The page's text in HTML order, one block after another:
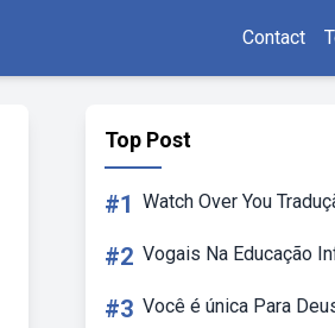
Contact
Top Post
#1 Watch Over You
#2 Vogais Na Educação
#3 Você é única Para